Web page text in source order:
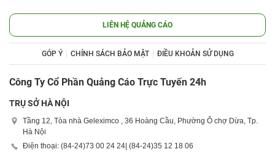
LIÊN HỆ QUẢNG CÁO
GÓP Ý CHÍNH SÁCH BẢO MẬT ĐIỀU KHOẢN SỬ DỤNG
Công Ty Cổ Phần Quảng Cáo Trực Tuyến 24h
TRỤ SỞ HÀ NỘI
Tầng 12, Tòa nhà Geleximco , 36 Hoàng Cầu, Phường Ô chợ Dừa, Tp.
Hà Nội
Điện thoại: (84-24)73 00 24 24 | (84-24)35 12 18 06